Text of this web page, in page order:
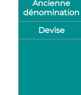
Ancienne
dénomination
Devise